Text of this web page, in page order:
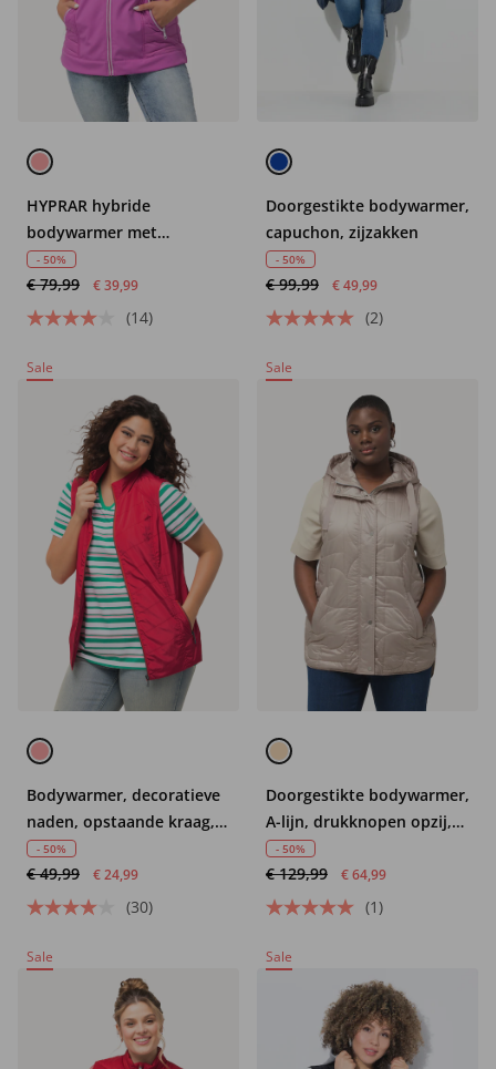
HYPRAR hybride
bodywarmer met
capuchon, waterafstotend
- 50%
€ 79,99 € 39,99
(14)
Doorgestikte bodywarmer,
capuchon, zijzakken
- 50%
€ 99,99 € 49,99
(2)
Sale
Bodywarmer, decoratieve
naden, opstaande kraag,
ritszakken
- 50%
€ 49,99 € 24,99
(30)
Sale
Doorgestikte bodywarmer,
A-lijn, drukknopen opzij,
capuchon
- 50%
€ 129,99 € 64,99
(1)
Sale Sale